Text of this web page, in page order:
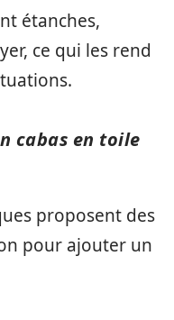
étanches,
ce qui les rend
cabas en toile
proposent des
pour ajouter un